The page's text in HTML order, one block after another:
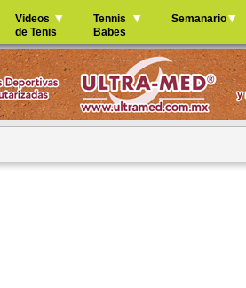
Jump to navigation
Videos
de Tenis
Tennis
Babes
Semanario